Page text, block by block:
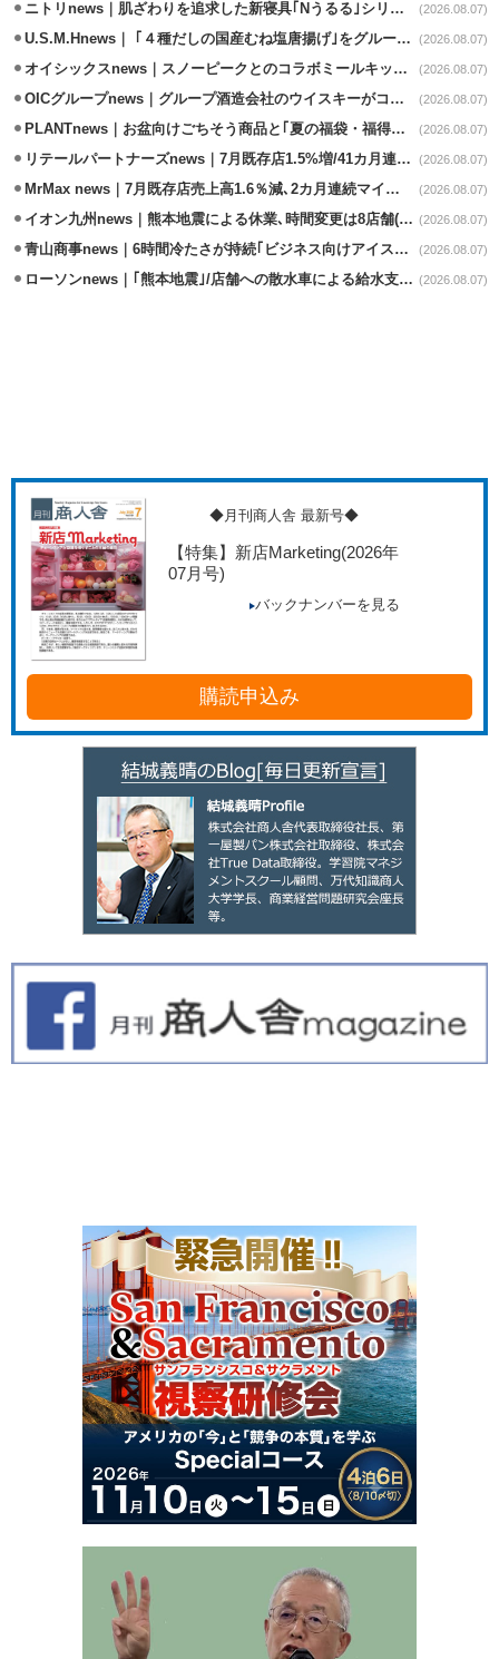
ニトリnews｜肌ざわりを追求した新寝具｢Nうるる｣シリーズを発売 (2026.08.07)
U.S.M.Hnews｜ ｢４種だしの国産むね塩唐揚げ｣をグループ610店で共同販促 (2026.08.07)
オイシックスnews｜スノーピークとのコラボミールキット8/13発売 (2026.08.07)
OICグループnews｜グループ酒造会社のウイスキーがコンペティション受賞 (2026.08.07)
PLANTnews｜お盆向けごちそう商品と｢夏の福袋・福得カート｣8/8から開催 (2026.08.07)
リテールパートナーズnews｜7月既存店1.5%増/41カ月連続増 (2026.08.07)
MrMax news｜7月既存店売上高1.6％減､2カ月連続マイナス (2026.08.07)
イオン九州news｜熊本地震による休業､時間変更は8店舗(8/7時点) (2026.08.07)
青山商事news｜6時間冷たさが持続｢ビジネス向けアイスベスト｣発売 (2026.08.07)
ローソンnews｜｢熊本地震｣/店舗への散水車による給水支援を開始 (2026.08.07)
◆月刊商人舎 最新号◆
【特集】新店Marketing(2026年
07月号)
バックナンバーを見る
購読申込み